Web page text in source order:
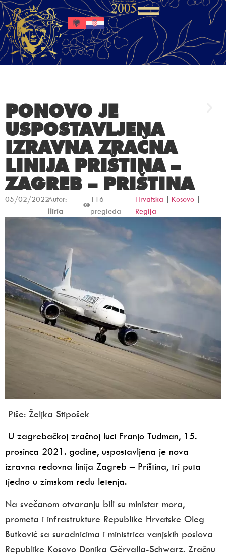
PONOVO JE
USPOSTAVLJENA
IZRAVNA ZRAČNA
LINIJA PRIŠTINA –
ZAGREB – PRIŠTINA
05/02/2022Autor:
Iliria
116
pregleda
Hrvatska | Kosovo |
Regija
Piše: Željka Stipošek
U zagrebačkoj zračnoj luci Franjo Tuđman, 15.
prosinca 2021. godine, uspostavljena je nova
izravna redovna linija Zagreb – Priština, tri puta
tjedno u zimskom redu letenja.
Na svečanom otvaranju bili su ministar mora,
prometa i infrastrukture Republike Hrvatske Oleg
Butković sa suradnicima i ministrica vanjskih poslova
Republike Kosovo Donika Gërvalla-Schwarz. Zračnu